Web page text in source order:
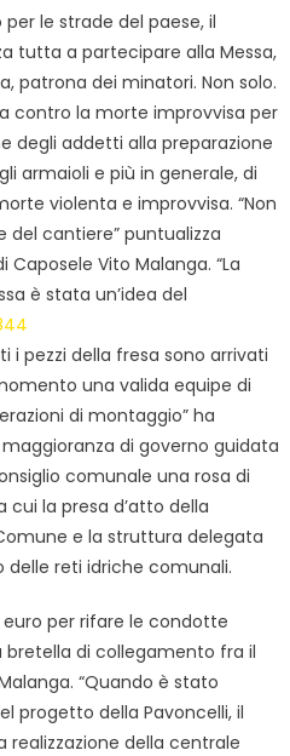
le strade del paese, il
tutta a partecipare alla Messa,
patrona dei minatori. Non solo.
contro la morte improvvisa per
degli addetti alla preparazione
armaioli e più in generale, di
violenta e improvvisa. “Non
del cantiere” puntualizza
Caposele Vito Malanga. “La
è stata un’idea del
i pezzi della fresa sono arrivati
una valida equipe di
di montaggio” ha
di governo guidata
comunale una rosa di
la presa d’atto della
e la struttura delegata
delle reti idriche comunali.
per rifare le condotte
bretella di collegamento fra il
“Quando è stato
progetto della Pavoncelli, il
della centrale